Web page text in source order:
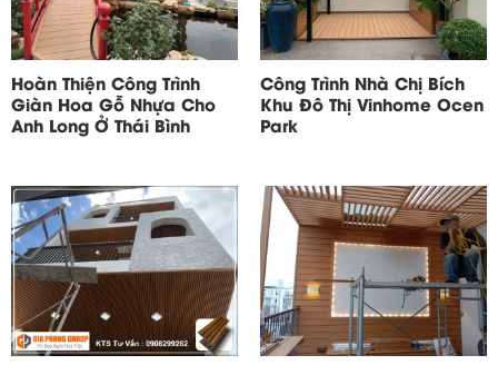
Hoàn Thiện Công Trình
Giàn Hoa Gỗ Nhựa Cho
Anh Long Ở Thái Bình
Công Trình Nhà Chị Bích
Khu Đô Thị Vinhome Ocen
Park